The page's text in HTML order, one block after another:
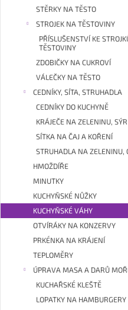
STĚRKY NA TĚSTO
STROJEK NA TĚSTOVINY
PŘÍSLUŠENSTVÍ KE
TĚSTOVINY
ZDOBIČKY NA CUKROVÍ
VÁLEČKY NA TĚSTO
CEDNÍKY, SÍTA, STRUHADLA
CEDNÍKY DO KUCHYNĚ
KRÁJEČE NA ZELENINU, SÝR
SÍTKA NA ČAJ A KOŘENÍ
STRUHADLA NA ZELENINU,
HMOŽDÍŘE
MINUTKY
KUCHYŇSKÉ NŮŽKY
KUCHYŇSKÉ VÁHY
OTVÍRÁKY NA KONZERVY
PRKÉNKA NA KRÁJENÍ
TEPLOMĚRY
ÚPRAVA MASA A DARŮ
KUCHAŘSKÉ KLEŠTĚ
LOPATKY NA HAMBURGERY